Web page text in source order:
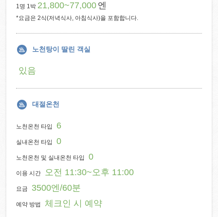
1명 1박 21,800~77,000 엔
*요금은 2식(저녁식사, 아침식사)을 포함합니다.
노천탕이 딸린 객실
있음
대절온천
노천온천 타입 6
실내온천 타입 0
노천온천 및 실내온천 타입 0
이용 시간 오전 11:30~오후 11:00
요금 3500엔/60분
예약 방법 체크인 시 예약